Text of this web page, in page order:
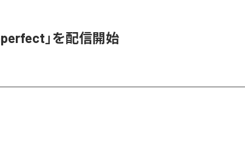
」を配信開始